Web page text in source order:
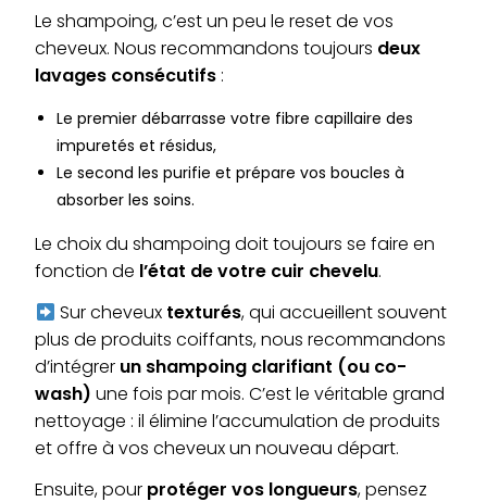
Le shampoing, c’est un peu le reset de vos
cheveux. Nous recommandons toujours deux
lavages consécutifs :
Le premier débarrasse votre fibre capillaire des
impuretés et résidus,
Le second les purifie et prépare vos boucles à
absorber les soins.
Le choix du shampoing doit toujours se faire en
fonction de l’état de votre cuir chevelu.
Sur cheveux texturés, qui accueillent souvent
plus de produits coiffants, nous recommandons
d’intégrer un shampoing clarifiant (ou co-
wash) une fois par mois. C’est le véritable grand
nettoyage : il élimine l’accumulation de produits
et offre à vos cheveux un nouveau départ.
Ensuite, pour protéger vos longueurs, pensez